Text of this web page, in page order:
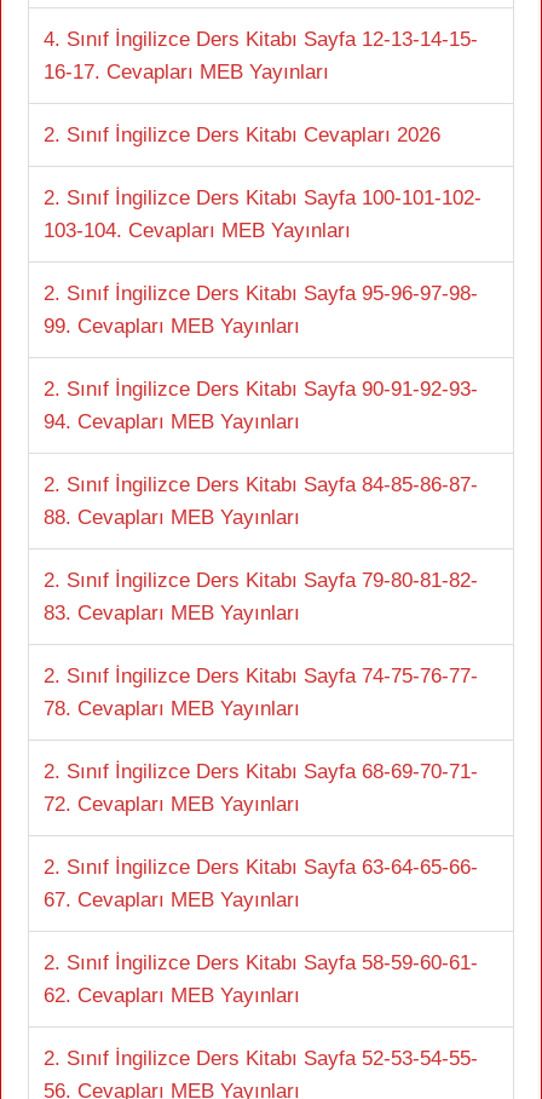
4. Sınıf İngilizce Ders Kitabı Sayfa 12-13-14-15-
16-17. Cevapları MEB Yayınları
2. Sınıf İngilizce Ders Kitabı Cevapları 2026
2. Sınıf İngilizce Ders Kitabı Sayfa 100-101-102-
103-104. Cevapları MEB Yayınları
2. Sınıf İngilizce Ders Kitabı Sayfa 95-96-97-98-
99. Cevapları MEB Yayınları
2. Sınıf İngilizce Ders Kitabı Sayfa 90-91-92-93-
94. Cevapları MEB Yayınları
2. Sınıf İngilizce Ders Kitabı Sayfa 84-85-86-87-
88. Cevapları MEB Yayınları
2. Sınıf İngilizce Ders Kitabı Sayfa 79-80-81-82-
83. Cevapları MEB Yayınları
2. Sınıf İngilizce Ders Kitabı Sayfa 74-75-76-77-
78. Cevapları MEB Yayınları
2. Sınıf İngilizce Ders Kitabı Sayfa 68-69-70-71-
72. Cevapları MEB Yayınları
2. Sınıf İngilizce Ders Kitabı Sayfa 63-64-65-66-
67. Cevapları MEB Yayınları
2. Sınıf İngilizce Ders Kitabı Sayfa 58-59-60-61-
62. Cevapları MEB Yayınları
2. Sınıf İngilizce Ders Kitabı Sayfa 52-53-54-55-
56. Cevapları MEB Yayınları